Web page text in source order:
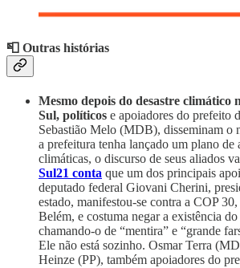
📮 Outras histórias
Mesmo depois do desastre climático
Sul, políticos e apoiadores do prefeito
Sebastião Melo (MDB), disseminam o
a prefeitura tenha lançado um plano de
climáticas, o discurso de seus aliados
Sul21 conta que um dos principais
deputado federal Giovani Cherini,
estado, manifestou-se contra a COP
Belém, e costuma negar a existência
chamando-o de “mentira” e “grande
Ele não está sozinho. Osmar Terra
Heinze (PP), também apoiadores do